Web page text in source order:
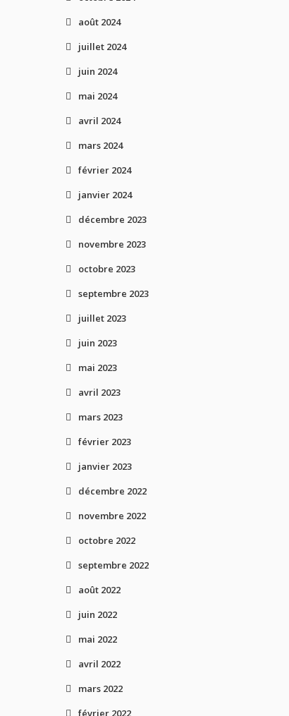
août 2024
juillet 2024
juin 2024
mai 2024
avril 2024
mars 2024
février 2024
janvier 2024
décembre 2023
novembre 2023
octobre 2023
septembre 2023
juillet 2023
juin 2023
mai 2023
avril 2023
mars 2023
février 2023
janvier 2023
décembre 2022
novembre 2022
octobre 2022
septembre 2022
août 2022
juin 2022
mai 2022
avril 2022
mars 2022
février 2022